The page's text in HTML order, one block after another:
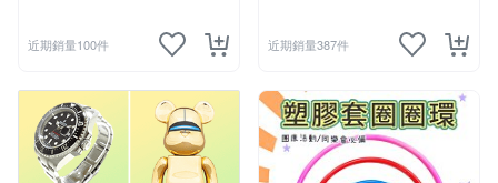
近期銷量100件 近期銷量387件